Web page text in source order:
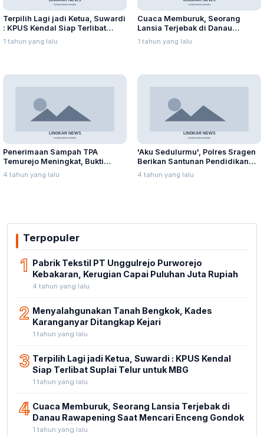
Terpilih Lagi jadi Ketua, Suwardi
: KPUS Kendal Siap Terlibat
Suplai Telur untuk MBG
1 tahun yang lalu
Cuaca Memburuk, Seorang
Lansia Terjebak di Danau
Rawapening Saat Mencari
Enceng Gondok
1 tahun yang lalu
Penerimaan Sampah TPA
Temurejo Meningkat, Bukti
Masyarakat Blora Peduli
Kebersihan
4 tahun yang lalu
'Aku Sedulurmu', Polres Sragen
Berikan Santunan Pendidikan
Anak Yatim Piatu
4 tahun yang lalu
Terpopuler
1 Pabrik Tekstil PT Unggulrejo Purworejo
Kebakaran, Kerugian Capai Puluhan Juta Rupiah
4 tahun yang lalu
2 Menyalahgunakan Tanah Bengkok, Kades
Karanganyar Ditangkap Kejari
1 tahun yang lalu
3 Terpilih Lagi jadi Ketua, Suwardi : KPUS Kendal
Siap Terlibat Suplai Telur untuk MBG
1 tahun yang lalu
4 Cuaca Memburuk, Seorang Lansia Terjebak di
Danau Rawapening Saat Mencari Enceng Gondok
1 tahun yang lalu